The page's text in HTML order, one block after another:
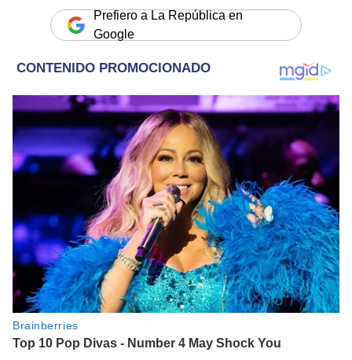
Prefiero a La República en
Google